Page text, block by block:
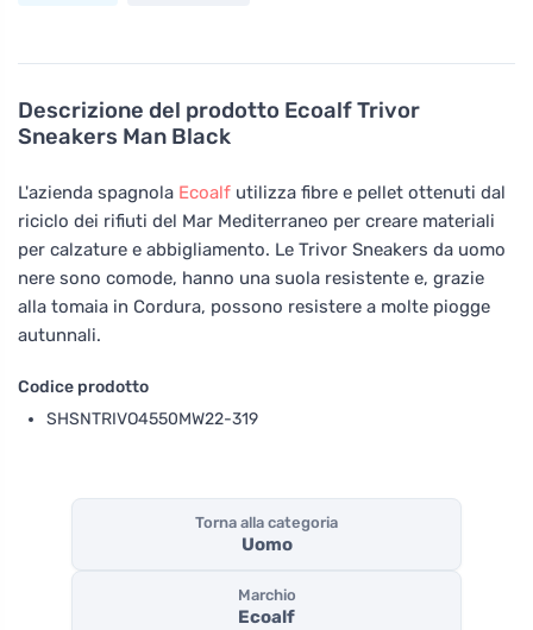
Descrizione del prodotto Ecoalf Trivor
Sneakers Man Black
L'azienda spagnola Ecoalf utilizza fibre e pellet ottenuti dal
riciclo dei rifiuti del Mar Mediterraneo per creare materiali
per calzature e abbigliamento. Le Trivor Sneakers da uomo
nere sono comode, hanno una suola resistente e, grazie
alla tomaia in Cordura, possono resistere a molte piogge
autunnali.
Codice prodotto
SHSNTRIVO4550MW22-319
Torna alla categoria
Uomo
Marchio
Ecoalf